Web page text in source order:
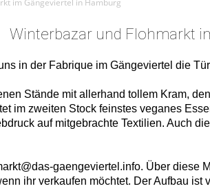
im Gängeviertel in Hamburg
Winterbazar und Flohmarkt
in der Fabrique im Gängeviertel die
Stände mit allerhand tollem Kram,
im zweiten Stock feinstes veganes
auf mitgebrachte Textilien. Auch
gaengeviertel.info. Über
ihr verkaufen möchtet. Der Aufbau